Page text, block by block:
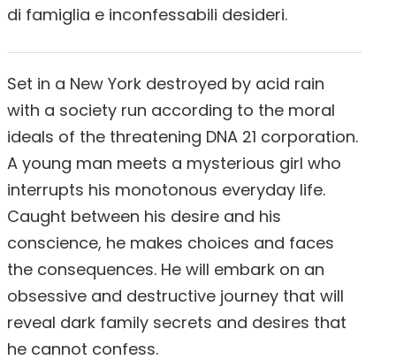
di famiglia e inconfessabili desideri.
Set in a New York destroyed by acid rain
with a society run according to the moral
ideals of the threatening DNA 21 corporation.
A young man meets a mysterious girl who
interrupts his monotonous everyday life.
Caught between his desire and his
conscience, he makes choices and faces
the consequences. He will embark on an
obsessive and destructive journey that will
reveal dark family secrets and desires that
he cannot confess.